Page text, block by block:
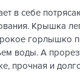
в себе
Крышка
горлышко
воды. А
прочная и